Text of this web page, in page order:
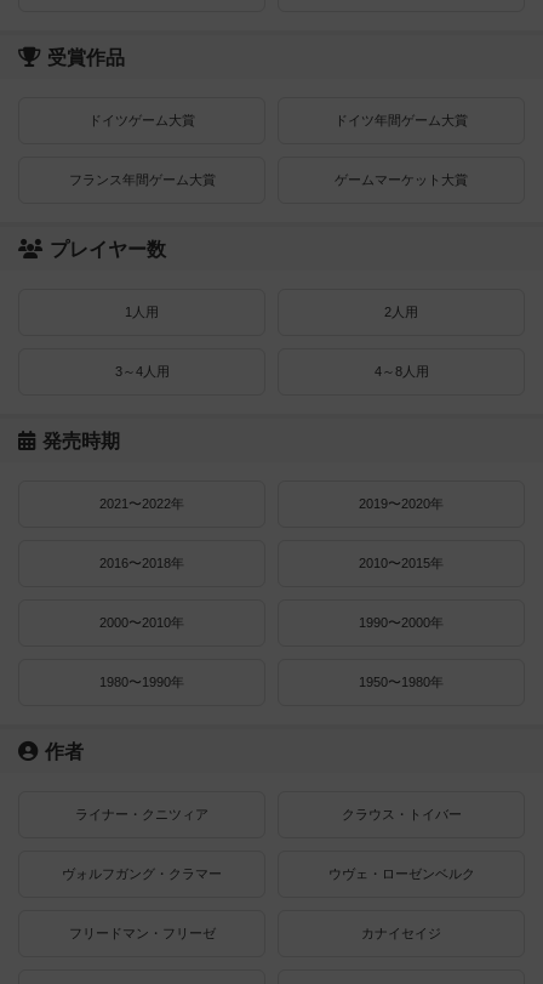
受賞作品
ドイツゲーム大賞 ドイツ年間ゲーム大賞
フランス年間ゲーム大賞 ゲームマーケット大賞
プレイヤー数
1人用 2人用
3～4人用 4～8人用
発売時期
2021〜2022年 2019〜2020年
2016〜2018年 2010〜2015年
2000〜2010年 1990〜2000年
1980〜1990年 1950〜1980年
作者
ライナー・クニツィア クラウス・トイバー
ヴォルフガング・クラマー ウヴェ・ローゼンベルク
フリードマン・フリーゼ カナイセイジ